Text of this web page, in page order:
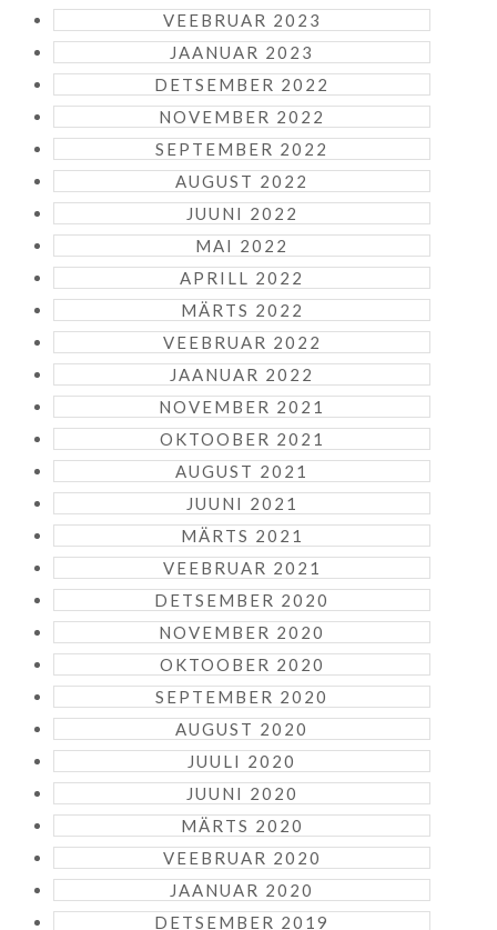
VEEBRUAR 2023
JAANUAR 2023
DETSEMBER 2022
NOVEMBER 2022
SEPTEMBER 2022
AUGUST 2022
JUUNI 2022
MAI 2022
APRILL 2022
MÄRTS 2022
VEEBRUAR 2022
JAANUAR 2022
NOVEMBER 2021
OKTOOBER 2021
AUGUST 2021
JUUNI 2021
MÄRTS 2021
VEEBRUAR 2021
DETSEMBER 2020
NOVEMBER 2020
OKTOOBER 2020
SEPTEMBER 2020
AUGUST 2020
JUULI 2020
JUUNI 2020
MÄRTS 2020
VEEBRUAR 2020
JAANUAR 2020
DETSEMBER 2019